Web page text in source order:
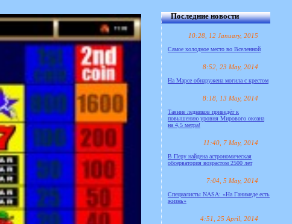
Последние новости
10:28, 12 January, 2015
Самое холодное место во Вселенной
8:52, 23 May, 2014
На Марсе обнаружена могила с крестом
8:18, 13 May, 2014
Таяние ледников приведёт к
повышению уровня Мирового океана
на 4,5 метра!
11:40, 7 May, 2014
В Перу найдена астрономическая
обсерватория возрастом 2500 лет
7:04, 5 May, 2014
Специалисты NASA: «На Ганимеде есть
жизнь»
4:51, 25 April, 2014